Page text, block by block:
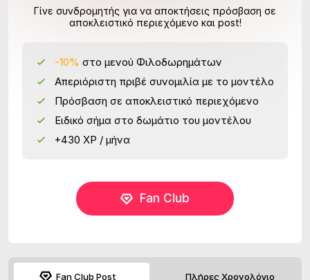
Γίνε συνδρομητής για να αποκτήσεις πρόσβαση σε
αποκλειστικό περιεχόμενο και post!
-10% στο μενού Φιλοδωρημάτων
Απεριόριστη πριβέ συνομιλία με το μοντέλο
Πρόσβαση σε αποκλειστικό περιεχόμενο
Ειδικό σήμα στο δωμάτιο του μοντέλου
+430 XP / μήνα
Fan Club
Fan Club Post Πλήρες Χρονολόγιο